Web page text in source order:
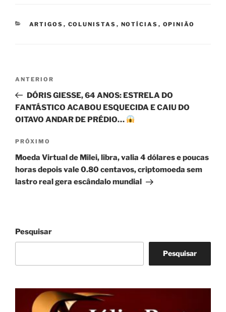
CATEGORIAS
ARTIGOS , COLUNISTAS , NOTÍCIAS , OPINIÃO
Post
Post
anterior
ANTERIOR
DÓRIS GIESSE, 64 ANOS: ESTRELA DO
FANTÁSTICO ACABOU ESQUECIDA E CAIU DO
OITAVO ANDAR DE PRÉDIO…
Próximo
post
PRÓXIMO
Moeda Virtual de Milei, libra, valia 4 dólares e poucas
horas depois vale 0.80 centavos, criptomoeda sem
lastro real gera escândalo mundial
Pesquisar
Pesquisar